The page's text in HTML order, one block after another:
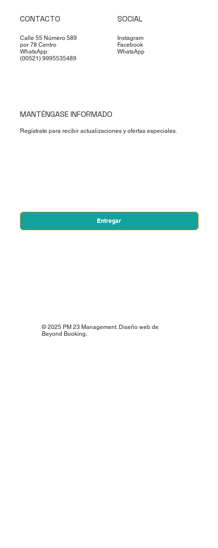
CONTACTO
Calle 55 Número 589
por 78 Centro
WhatsApp:
(00521) 9995535489
SOCIAL
Instagram
Facebook
WhatsApp
MANTÉNGASE INFORMADO
Regístrate para recibir actualizaciones y ofertas especiales.
Entregar
© 2025 PM 23 Management. Diseño web de
Beyond Booking.